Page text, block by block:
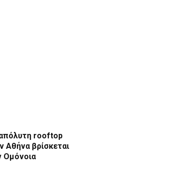
rooftop
Αθήνα βρίσκεται
Ομόνοια